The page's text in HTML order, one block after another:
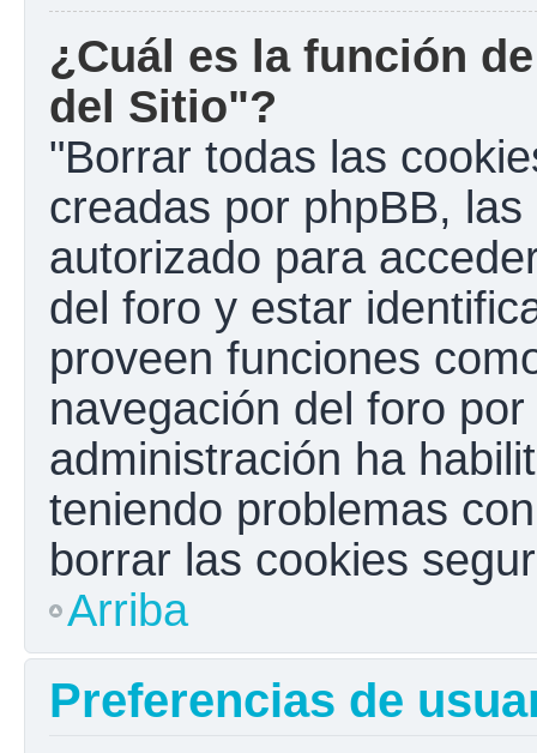
¿Cuál es la función
del Sitio"?
"Borrar todas las
creadas por phpBB,
autorizado para
del foro y estar
proveen funciones
navegación del foro
administración ha
teniendo problemas
borrar las cookies
Arriba
Preferencias de